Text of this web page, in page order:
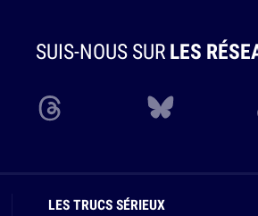
SUIS-NOUS SURLES
LES TRUCS SÉRIEUX